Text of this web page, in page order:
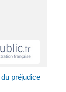
préjudice